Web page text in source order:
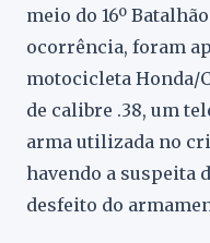
meio do 16º
ocorrência, foram
motocicleta Honda/
de calibre .38, um
arma utilizada no
havendo a suspeita
desfeito do